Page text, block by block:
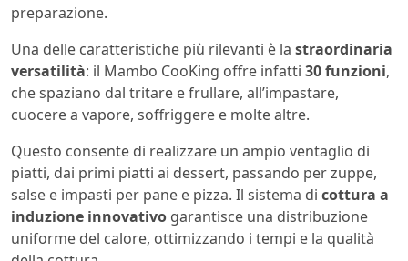
preparazione.
Una delle caratteristiche più rilevanti è la straordinaria
versatilità: il Mambo CooKing offre infatti 30 funzioni,
che spaziano dal tritare e frullare, all’impastare,
cuocere a vapore, soffriggere e molte altre.
Questo consente di realizzare un ampio ventaglio di
piatti, dai primi piatti ai dessert, passando per zuppe,
salse e impasti per pane e pizza. Il sistema di cottura a
induzione innovativo garantisce una distribuzione
uniforme del calore, ottimizzando i tempi e la qualità